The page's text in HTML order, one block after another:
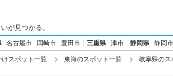
が見つかる。
名古屋市 岡崎市 豊田市 三重県 津市 静岡県 静岡市
けスポット一覧 東海のスポット一覧 岐阜県のス